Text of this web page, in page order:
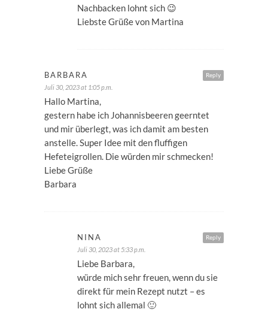
Nachbacken lohnt sich 😉
Liebste Grüße von Martina
Reply
BARBARA
Juli 30, 2023 at 1:05 p.m.
Hallo Martina,
gestern habe ich Johannisbeeren geerntet
und mir überlegt, was ich damit am besten
anstelle. Super Idee mit den fluffigen
Hefeteigrollen. Die würden mir schmecken!
Liebe Grüße
Barbara
Reply
NINA
Juli 30, 2023 at 5:33 p.m.
Liebe Barbara,
würde mich sehr freuen, wenn du sie
direkt für mein Rezept nutzt – es
lohnt sich allemal 🙂